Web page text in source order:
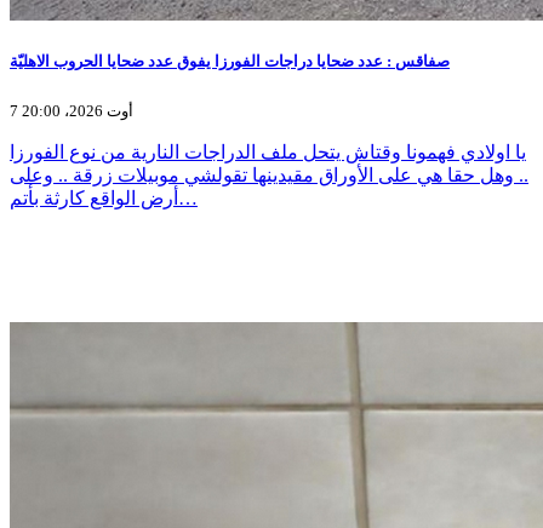
صفاقس : عدد ضحايا دراجات الفورزا يفوق عدد ضحايا الحروب الاهليّة
7 أوت 2026، 20:00
يا اولادي فهمونا وقتاش يتحل ملف الدراجات النارية من نوع الفورزا
.. وهل حقا هي على الأوراق مقيدينها تقولشي موبيلات زرقة .. وعلى
أرض الواقع كارثة بأتم…